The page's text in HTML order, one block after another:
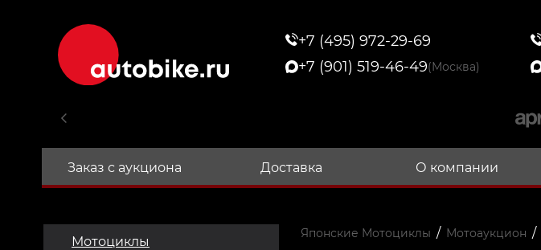
+7 (495) 972-29-69
+7 (901) 519-46-49(Москва)
Заказ с аукциона Доставка О компании
Мотоциклы
Японские Мотоциклы / Мотоаукцион /